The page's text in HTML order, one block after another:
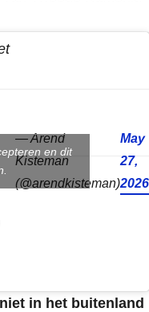
— Arend
Kisteman
(@arendkisteman)
May
27,
2026
en dit
in het buitenland